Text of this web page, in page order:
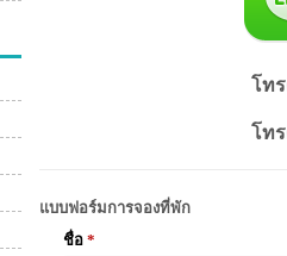
โท
โท
แบบฟอร์มการจองที่พัก
ชื่อ *